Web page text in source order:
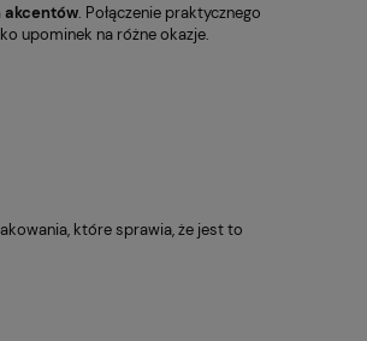
. Połączenie praktycznego
upominek na różne okazje.
które sprawia, że jest to